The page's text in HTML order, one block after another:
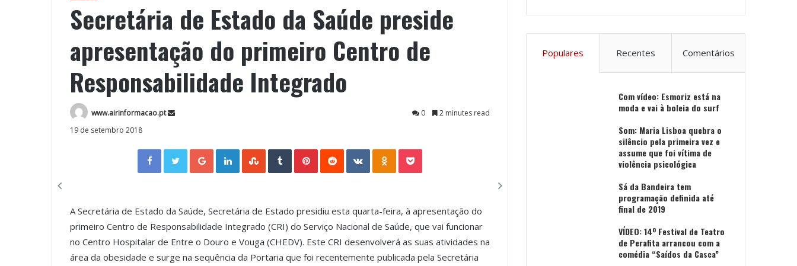
Secretária de Estado da Saúde preside
apresentação do primeiro Centro de
Responsabilidade Integrado
www.airinformacao.pt 0
2 minutes read
19 de setembro 2018
Facebook Twitter Google+ LinkedIn StumbleUpon Tumblr VKontakte
A Secretária de Estado da Saúde, Secretária de Estado presidiu esta quarta-feira, à apresentação do
primeiro Centro de Responsabilidade Integrado (CRI) do Serviço Nacional de Saúde, que vai funcionar
no Centro Hospitalar de Entre o Douro e Vouga (CHEDV). Este CRI desenvolverá as suas atividades na
área da obesidade e surge na sequência da Portaria que foi recentemente publicada pela Secretária
Populares Recentes Comentários
Com vídeo: Esmoriz está na
moda e vai à boleia do surf
Som: Maria Lisboa quebra o
silêncio pela primeira vez e
assume que foi vítima de
violência psicológica
Sá da Bandeira tem
programação definida até
final de 2019
VÍDEO: 14º Festival de Teatro
de Perafita arrancou com a
comédia “Saídos da Casca”